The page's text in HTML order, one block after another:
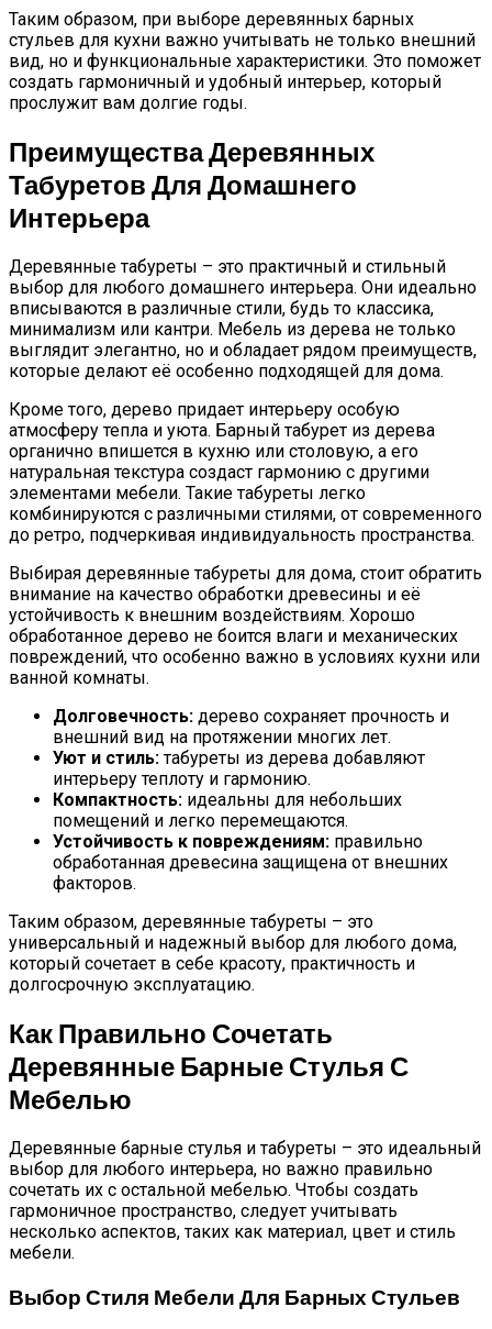
Таким образом, при выборе деревянных барных
стульев для кухни важно учитывать не только внешний
вид, но и функциональные характеристики. Это поможет
создать гармоничный и удобный интерьер, который
прослужит вам долгие годы.
Преимущества Деревянных
Табуретов Для Домашнего
Интерьера
Деревянные табуреты – это практичный и стильный
выбор для любого домашнего интерьера. Они идеально
вписываются в различные стили, будь то классика,
минимализм или кантри. Мебель из дерева не только
выглядит элегантно, но и обладает рядом преимуществ,
которые делают её особенно подходящей для дома.
Кроме того, дерево придает интерьеру особую
атмосферу тепла и уюта. Барный табурет из дерева
органично впишется в кухню или столовую, а его
натуральная текстура создаст гармонию с другими
элементами мебели. Такие табуреты легко
комбинируются с различными стилями, от современного
до ретро, подчеркивая индивидуальность пространства.
Выбирая деревянные табуреты для дома, стоит обратить
внимание на качество обработки древесины и её
устойчивость к внешним воздействиям. Хорошо
обработанное дерево не боится влаги и механических
повреждений, что особенно важно в условиях кухни или
ванной комнаты.
Долговечность: дерево сохраняет прочность и
внешний вид на протяжении многих лет.
Уют и стиль:табуреты из дерева добавляют
интерьеру теплоту и гармонию.
Компактность: идеальны для небольших
помещений и легко перемещаются.
Устойчивость к повреждениям: правильно
обработанная древесина защищена от внешних
факторов.
Таким образом, деревянные табуреты – это
универсальный и надежный выбор для любого дома,
который сочетает в себе красоту, практичность и
долгосрочную эксплуатацию.
Как Правильно Сочетать
Деревянные Барные Стулья С
Мебелью
Деревянные барные стулья и табуреты – это идеальный
выбор для любого интерьера, но важно правильно
сочетать их с остальной мебелью. Чтобы создать
гармоничное пространство, следует учитывать
несколько аспектов, таких как материал, цвет и стиль
мебели.
Выбор Стиля Мебели Для Барных Стульев